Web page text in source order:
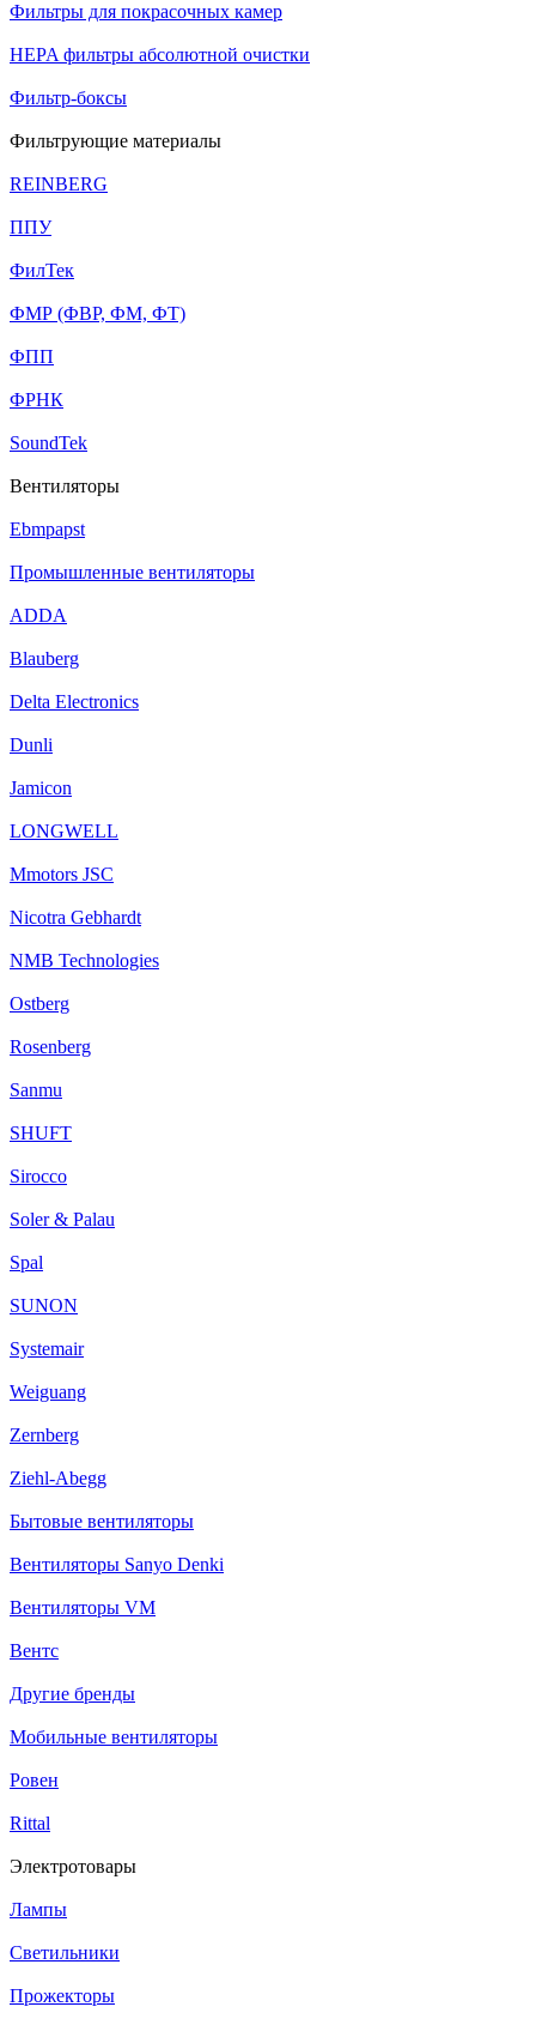
Фильтры для покрасочных камер
HEPA фильтры абсолютной очистки
Фильтр-боксы
Фильтрующие материалы
REINBERG
ППУ
ФилТек
ФМР (ФВР, ФМ, ФТ)
ФПП
ФРНК
SoundTek
Вентиляторы
Ebmpapst
Промышленные вентиляторы
ADDA
Blauberg
Delta Electronics
Dunli
Jamicon
LONGWELL
Mmotors JSC
Nicotra Gebhardt
NMB Technologies
Ostberg
Rosenberg
Sanmu
SHUFT
Sirocco
Soler & Palau
Spal
SUNON
Systemair
Weiguang
Zernberg
Ziehl-Abegg
Бытовые вентиляторы
Вентиляторы Sanyo Denki
Вентиляторы VM
Вентс
Другие бренды
Мобильные вентиляторы
Ровен
Rittal
Электротовары
Лампы
Светильники
Прожекторы